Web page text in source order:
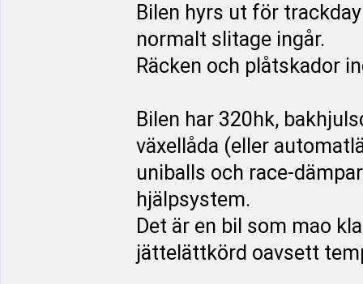
Bilen hyrs ut för
normalt slitage ingår.
Räcken och plåtskador
Bilen har 320hk,
växellåda (eller
uniballs och race-
hjälpsystem.
Det är en bil som mao
jättelättkörd oavsett